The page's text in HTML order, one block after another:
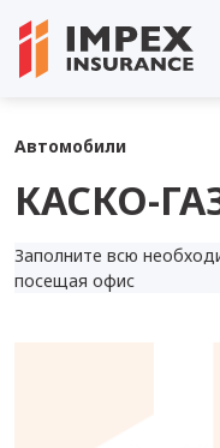
Все услуги КАСКО-ГАЗ
Автомобили
КАСКО-
Заполните всю
посещая офис